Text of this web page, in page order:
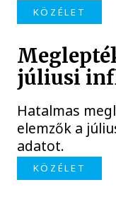
KÖZÉLET
júliusi
Hatalmas
elemzők a
adatot.
KÖZÉLET